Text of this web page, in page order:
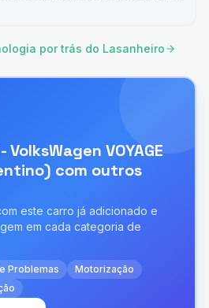
por trás do Lasanheiro
VolksWagen VOYAGE
com outros
este carro já adicionado e
em cada categoria de
Problemas
Motorização